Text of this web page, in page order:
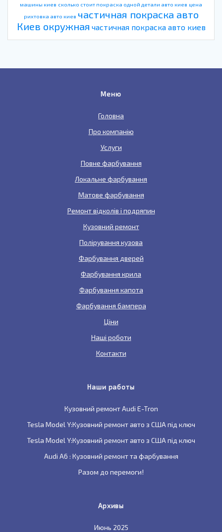
машины киев сколько стоит покраска одной детали авто киев цена
рихтовка авто киев частичная покраска авто
Киев окружная частичная покраска авто киев
Меню
Головна
Про компанію
Услуги
Повне фарбування
Локальне фарбування
Матове фарбування
Ремонт відколів і подряпин
Кузовний ремонт
Полірування кузова
Фарбування дверей
Фарбування крила
Фарбування капота
Фарбування бампера
Ціни
Наші роботи
Контакти
Наши работы
Кузовний ремонт Audi E-Tron
Tesla Model Y:Кузовний ремонт авто з США під ключ
Tesla Model Y:Кузовний ремонт авто з США під ключ
Audi A6 : Кузовний ремонт та фарбування
Разом до перемоги!
Архивы
Июнь 2025